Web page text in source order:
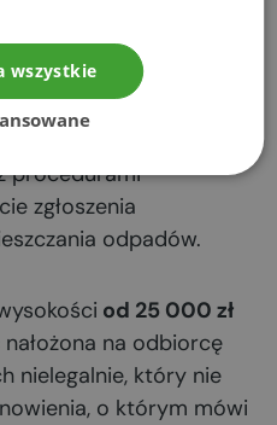
właściwych organów,
oszustwa,
bądź umyślnego
procedurami
zgłoszenia
odpadów.
od 25 000 zł
na odbiorcę
nielegalnie, który nie
o którym mówi
wszystkie